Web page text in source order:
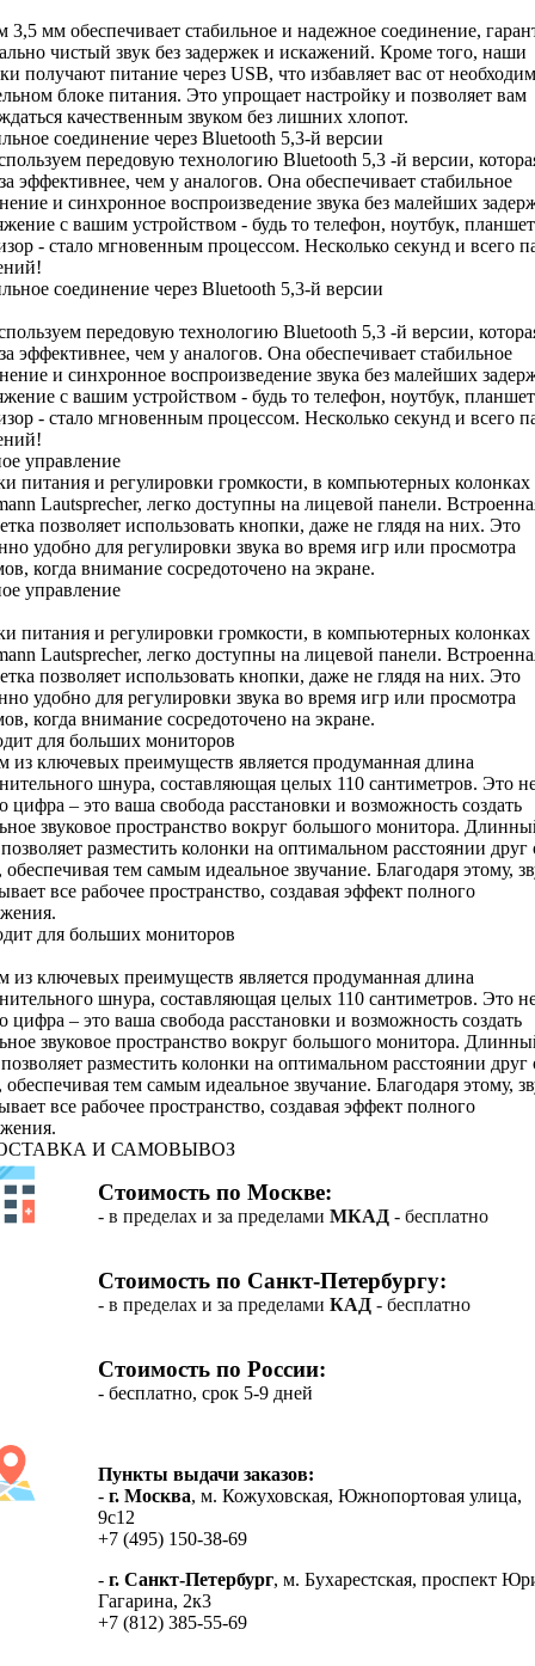
3,5 мм обеспечивает стабильное и надежное соединение,
чистый звук без задержек и искажений. Кроме того, наши
получают питание через USB, что избавляет вас от
блоке питания. Это упрощает настройку и позволяет вам
качественным звуком без лишних хлопот.
соединение через Bluetooth 5,3-й версии
передовую технологию Bluetooth 5,3 -й версии,
эффективнее, чем у аналогов. Она обеспечивает стабильное
и синхронное воспроизведение звука без малейших
с вашим устройством - будь то телефон, ноутбук,
- стало мгновенным процессом. Несколько секунд и всего
соединение через Bluetooth 5,3-й версии
передовую технологию Bluetooth 5,3 -й версии,
эффективнее, чем у аналогов. Она обеспечивает стабильное
и синхронное воспроизведение звука без малейших
с вашим устройством - будь то телефон, ноутбук,
- стало мгновенным процессом. Несколько секунд и всего
управление
питания и регулировки громкости, в компьютерных колонках
Lautsprecher, легко доступны на лицевой панели.
позволяет использовать кнопки, даже не глядя на них. Это
удобно для регулировки звука во время игр или просмотра
когда внимание сосредоточено на экране.
управление
питания и регулировки громкости, в компьютерных колонках
Lautsprecher, легко доступны на лицевой панели.
позволяет использовать кнопки, даже не глядя на них. Это
удобно для регулировки звука во время игр или просмотра
когда внимание сосредоточено на экране.
для больших мониторов
из ключевых преимуществ является продуманная длина
шнура, составляющая целых 110 сантиметров. Это
цифра – это ваша свобода расстановки и возможность создать
звуковое пространство вокруг большого монитора.
разместить колонки на оптимальном расстоянии друг
обеспечивая тем самым идеальное звучание. Благодаря этому,
все рабочее пространство, создавая эффект полного
для больших мониторов
из ключевых преимуществ является продуманная длина
шнура, составляющая целых 110 сантиметров. Это
цифра – это ваша свобода расстановки и возможность создать
звуковое пространство вокруг большого монитора.
разместить колонки на оптимальном расстоянии друг
обеспечивая тем самым идеальное звучание. Благодаря этому,
все рабочее пространство, создавая эффект полного
И САМОВЫВОЗ
Стоимость по Москве:
- в пределах и за пределами МКАД - бесплатно
Стоимость по Санкт-Петербургу:
- в пределах и за пределами КАД - бесплатно
Стоимость по России:
- бесплатно, срок 5-9 дней
Пункты выдачи заказов:
- г. Москва, м. Кожуховская, Южнопортовая улица,
9с12
+7 (495) 150-38-69
- г. Санкт-Петербург, м. Бухарестская, проспект
Гагарина, 2к3
+7 (812) 385-55-69